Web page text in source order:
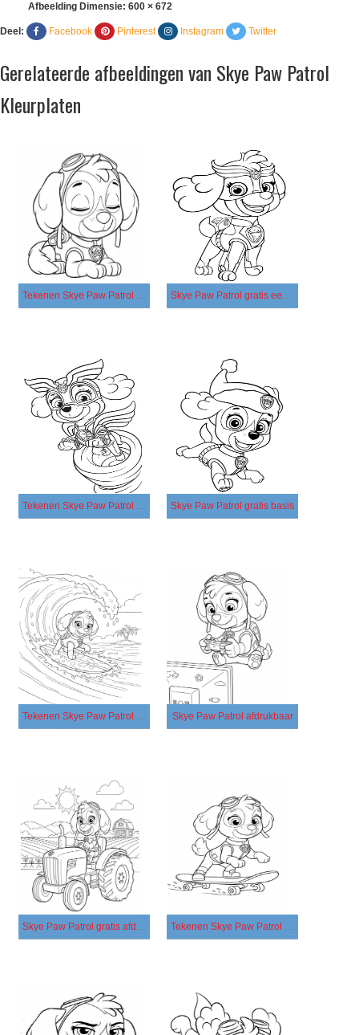
Afbeelding Dimensie: 600 × 672
Deel: Facebook Pinterest Instagram Twitter
Gerelateerde afbeeldingen van Skye Paw Patrol
Kleurplaten
Tekenen Skye Paw Patrol basis Skye Paw Patrol gratis eenvoudig
Tekenen Skye Paw Patrol gratis simpel Skye Paw Patrol gratis basis
Tekenen Skye Paw Patrol afdrukbaar Skye Paw Patrol afdrukbaar
Skye Paw Patrol gratis afdrukbaar Tekenen Skye Paw Patrol simpel